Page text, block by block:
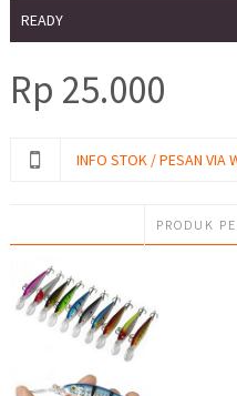
READY
Rp 25.000
INFO STOK / PESAN VIA
PRODUK